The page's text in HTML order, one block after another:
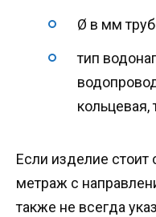
Ø в мм
тип
кольцевая,
Если изделие стоит
метраж с
также не всегда